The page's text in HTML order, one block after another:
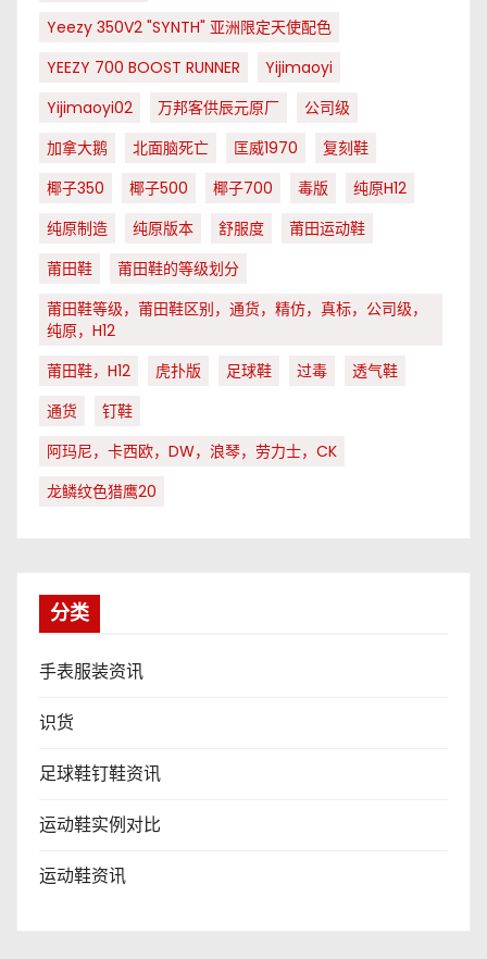
Yeezy 350V2 "SYNTH" 亚洲限定天使配色
YEEZY 700 BOOST RUNNER
Yijimaoyi
Yijimaoyi02
万邦客供辰元原厂
公司级
加拿大鹅
北面脑死亡 匡威1970
复刻鞋
椰子350
椰子500 椰子700 毒版
纯原H12
纯原制造
纯原版本 舒服度
莆田运动鞋
莆田鞋
莆田鞋的等级划分
莆田鞋等级，莆田鞋区别，通货，精仿，真标，公司级，
纯原，H12
莆田鞋，H12
虎扑版 足球鞋 过毒
透气鞋
通货
钉鞋
阿玛尼，卡西欧，DW，浪琴，劳力士，CK
龙鳞纹色猎鹰20
分类
手表服装资讯
识货
足球鞋钉鞋资讯
运动鞋实例对比
运动鞋资讯